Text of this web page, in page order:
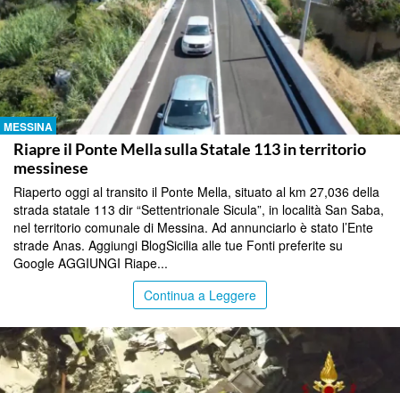
MESSINA
Riapre il Ponte Mella sulla Statale 113 in territorio
messinese
Riaperto oggi al transito il Ponte Mella, situato al km 27,036 della
strada statale 113 dir “Settentrionale Sicula”, in località San Saba,
nel territorio comunale di Messina. Ad annunciarlo è stato l’Ente
strade Anas. Aggiungi BlogSicilia alle tue Fonti preferite su
Google AGGIUNGI Riape...
Continua a Leggere